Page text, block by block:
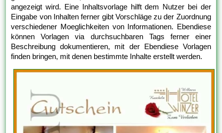
angezeigt wird. Eine Inhaltsvorlage hilft dem Nutzer bei der
Eingabe von Inhalten ferner gibt Vorschläge zu der Zuordnung
verschiedener Moeglichkeiten von Informationen. Ebendiese
können Vorlagen via durchsuchbaren Tags ferner einer
Beschreibung dokumentieren, mit der Ebendiese Vorlagen
finden bringen, mit denen bestimmte Inhalte erstellt werden.